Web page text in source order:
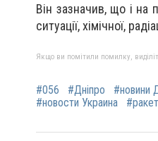
Він зазначив, що і на
ситуації, хімічної,
Якщо ви помітили помилку,
#056 #Дніпро #новини
#новости Украина